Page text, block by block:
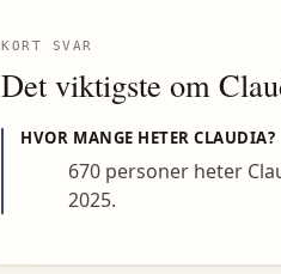
KORT SVAR
Det viktigste om
HVOR MANGE HETERCLAUDIA?
670 personer heter
2025.